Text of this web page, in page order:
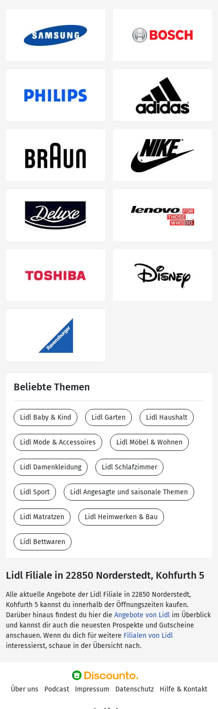
Beliebte Themen
Lidl Baby & Kind Lidl Garten Lidl Haushalt
Lidl Mode & Accessoires Lidl Möbel & Wohnen
Lidl Damenkleidung Lidl Schlafzimmer
Lidl Sport Lidl Angesagte und saisonale Themen
Lidl Matratzen Lidl Heimwerken & Bau
Lidl Bettwaren
Lidl Filiale in 22850 Norderstedt, Kohfurth 5
Alle aktuelle Angebote der Lidl Filiale in 22850 Norderstedt,
Kohfurth 5 kannst du innerhalb der Öffnungszeiten kaufen.
Darüber hinaus findest du hier die Angebote von Lidl im Überblick
und kannst dir auch die neuesten Prospekte und Gutscheine
anschauen. Wenn du dich für weitere Filialen von Lidl
interessierst, schaue in der Übersicht nach.
Über uns Podcast Impressum Datenschutz Hilfe & Kontakt